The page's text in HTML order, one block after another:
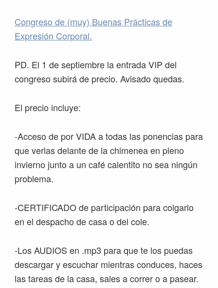
Congreso de (muy) Buenas Prácticas de
Expresión Corporal.
PD. El 1 de septiembre la entrada VIP del
congreso subirá de precio. Avisado quedas.
El precio incluye:
-Acceso de por VIDA a todas las ponencias para
que verlas delante de la chimenea en pleno
invierno junto a un café calentito no sea ningún
problema.
-CERTIFICADO de participación para colgarlo
en el despacho de casa o del cole.
-Los AUDIOS en .mp3 para que te los puedas
descargar y escuchar mientras conduces, haces
las tareas de la casa, sales a correr o a pasear.